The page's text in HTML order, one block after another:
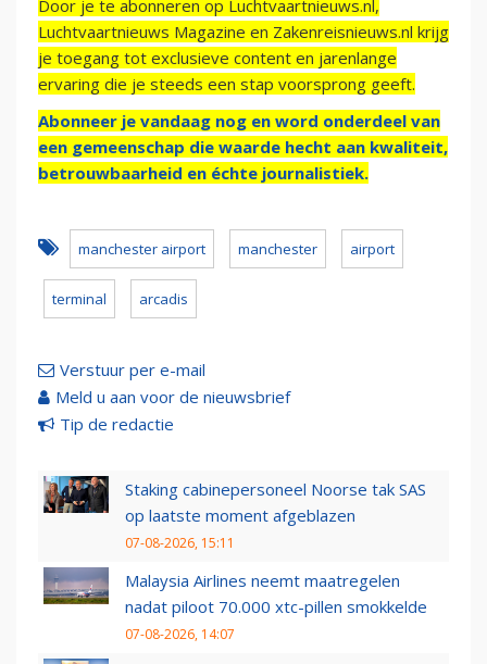
Door je te abonneren op Luchtvaartnieuws.nl,
Luchtvaartnieuws Magazine en Zakenreisnieuws.nl krijg
je toegang tot exclusieve content en jarenlange
ervaring die je steeds een stap voorsprong geeft.
Abonneer je vandaag nog en word onderdeel van
een gemeenschap die waarde hecht aan kwaliteit,
betrouwbaarheid en échte journalistiek.
manchester airport manchester airport
terminal arcadis
Verstuur per e-mail
Meld u aan voor de nieuwsbrief
Tip de redactie
Staking cabinepersoneel Noorse tak SAS
op laatste moment afgeblazen
07-08-2026, 15:11
Malaysia Airlines neemt maatregelen
nadat piloot 70.000 xtc-pillen smokkelde
07-08-2026, 14:07